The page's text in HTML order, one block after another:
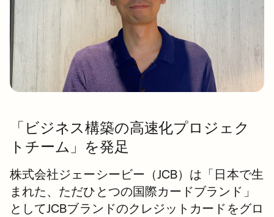
「ビジネス構築の高速化プロジェク
トチーム」を発足
株式会社ジェーシービー（JCB）は「日本で生
まれた、ただひとつの国際カードブランド」
としてJCBブランドのクレジットカードをグロ